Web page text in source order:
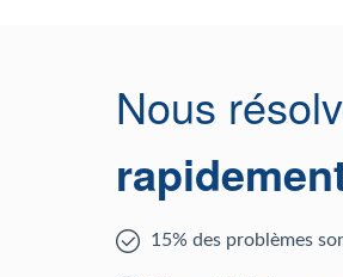
Nous
15% des problèmes